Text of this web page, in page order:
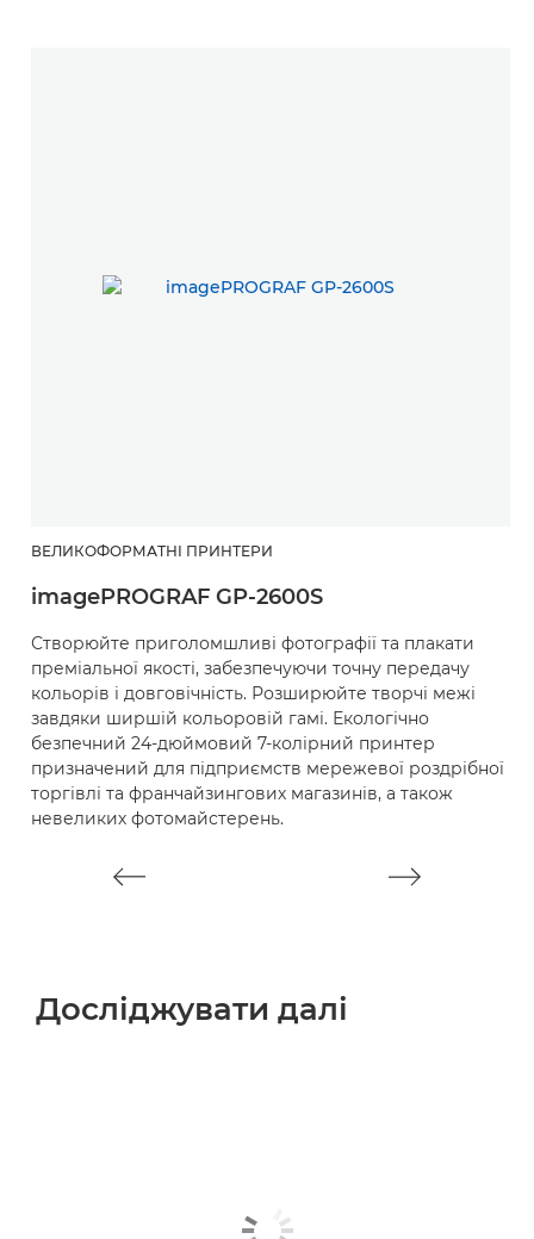
ВЕЛИКОФОРМАТНІ ПРИНТЕРИ
imagePROGRAF GP-2600S
Створюйте приголомшливі фотографії та плакати
преміальної якості, забезпечуючи точну передачу
кольорів і довговічність. Розширюйте творчі межі
завдяки ширшій кольоровій гамі. Екологічно
безпечний 24-дюймовий 7-колірний принтер
призначений для підприємств мережевої роздрібної
торгівлі та франчайзингових магазинів, а також
невеликих фотомайстерень.
Досліджувати далі